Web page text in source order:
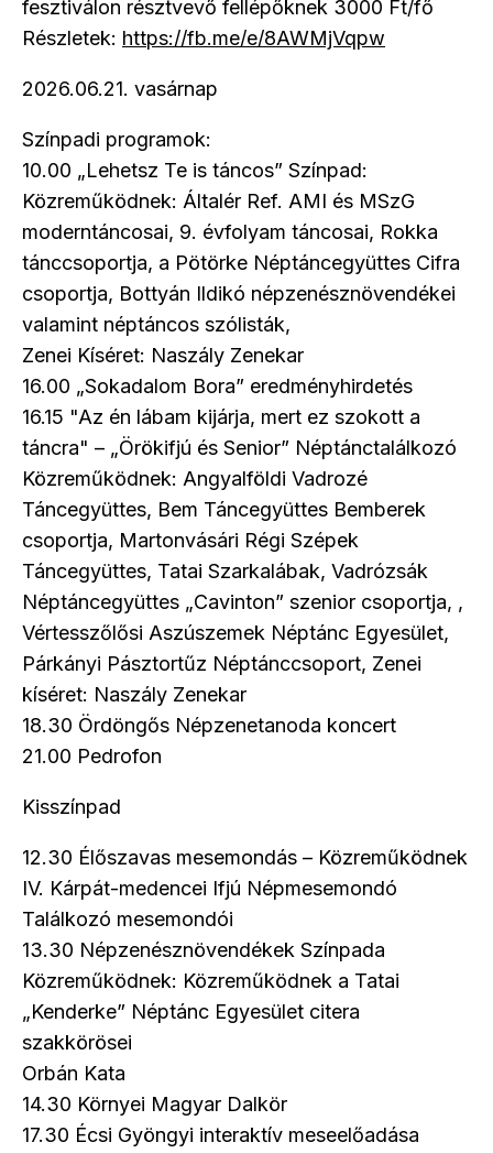
fesztiválon résztvevő fellépőknek 3000 Ft/fő
Részletek: https://fb.me/e/8AWMjVqpw
2026.06.21. vasárnap
Színpadi programok:
10.00 „Lehetsz Te is táncos” Színpad:
Közreműködnek: Általér Ref. AMI és MSzG
moderntáncosai, 9. évfolyam táncosai, Rokka
tánccsoportja, a Pötörke Néptáncegyüttes Cifra
csoportja, Bottyán Ildikó népzenésznövendékei
valamint néptáncos szólisták,
Zenei Kíséret: Naszály Zenekar
16.00 „Sokadalom Bora” eredményhirdetés
16.15 "Az én lábam kijárja, mert ez szokott a
táncra" – „Örökifjú és Senior” Néptánctalálkozó
Közreműködnek: Angyalföldi Vadrozé
Táncegyüttes, Bem Táncegyüttes Bemberek
csoportja, Martonvásári Régi Szépek
Táncegyüttes, Tatai Szarkalábak, Vadrózsák
Néptáncegyüttes „Cavinton” szenior csoportja, ,
Vértesszőlősi Aszúszemek Néptánc Egyesület,
Párkányi Pásztortűz Néptánccsoport, Zenei
kíséret: Naszály Zenekar
18.30 Ördöngős Népzenetanoda koncert
21.00 Pedrofon
Kisszínpad
12.30 Élőszavas mesemondás – Közreműködnek
IV. Kárpát-medencei Ifjú Népmesemondó
Találkozó mesemondói
13.30 Népzenésznövendékek Színpada
Közreműködnek: Közreműködnek a Tatai
„Kenderke” Néptánc Egyesület citera
szakkörösei
Orbán Kata
14.30 Környei Magyar Dalkör
17.30 Écsi Gyöngyi interaktív meseelőadása